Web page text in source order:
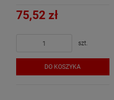
75,52 zł
szt.
DO KOSZYKA